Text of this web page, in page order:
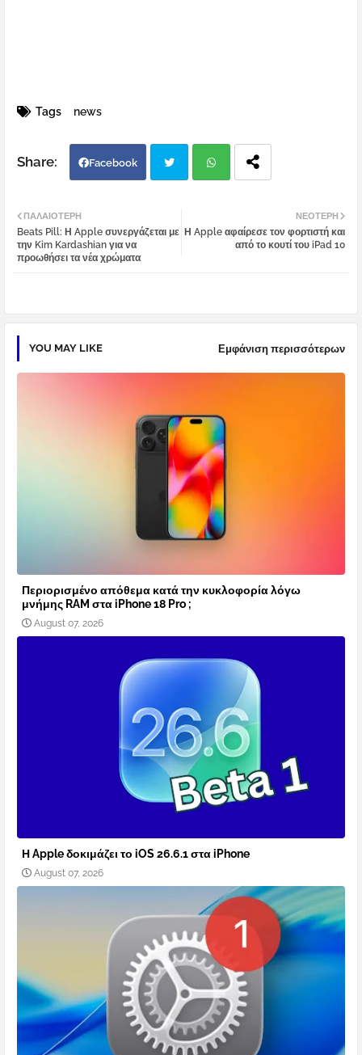
Tags news
Facebook
tter atsa
ΝΕΌΤΕΡΗ
Η Apple αφαίρεσε τον φορτιστή και
από το κουτί του iPad 10
ΠΑΛΑΙΌΤΕΡΗ
Beats Pill: Η Apple συνεργάζεται με
την Kim Kardashian για να
προωθήσει τα νέα χρώματα
YOU MAY LIKE Εμφάνιση περισσότερων
Περιορισμένο απόθεμα κατά την κυκλοφορία λόγω
μνήμης RAM στα iPhone 18 Pro ;
August 07, 2026
Η Apple δοκιμάζει το iOS 26.6.1 στα iPhone
August 07, 2026